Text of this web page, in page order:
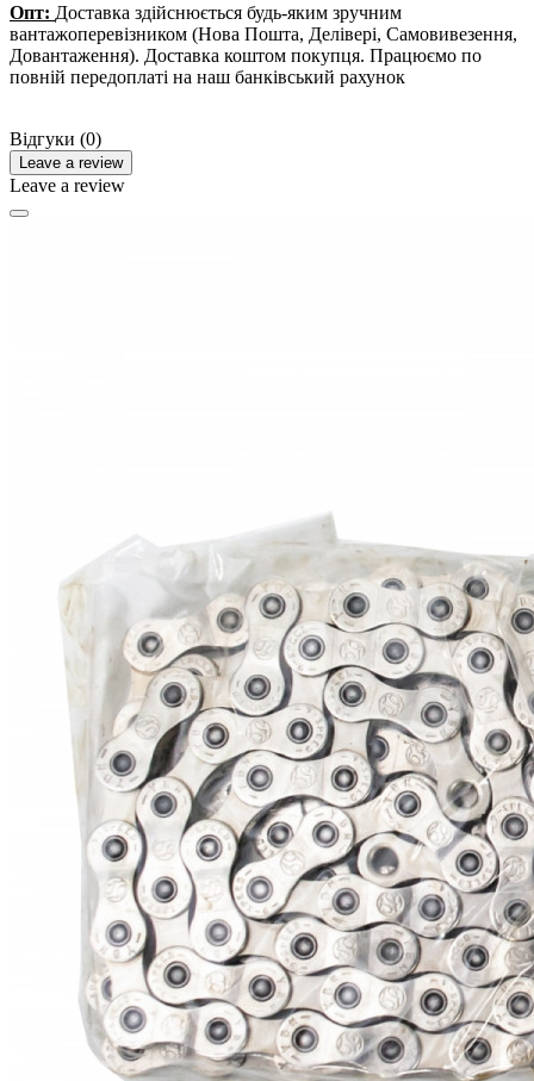
Опт: Доставка здійснюється будь-яким зручним
вантажоперевізником (Нова Пошта, Делівері, Самовивезення,
Довантаження). Доставка коштом покупця. Працюємо по
повній передоплаті на наш банківський рахунок
Відгуки (0)
Leave a review
Leave a review